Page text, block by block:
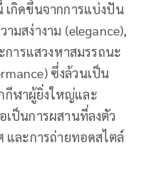
กิดขึ้นจากการแบ่งปัน
มสง่างาม (elegance),
การแสวงหาสมรรถนะ
ซึ่งล้วนเป็น
กีฬาผู้ยิ่งใหญ่และ
เป็นการผสานที่ลงตัว
และการถ่ายทอดสไตล์